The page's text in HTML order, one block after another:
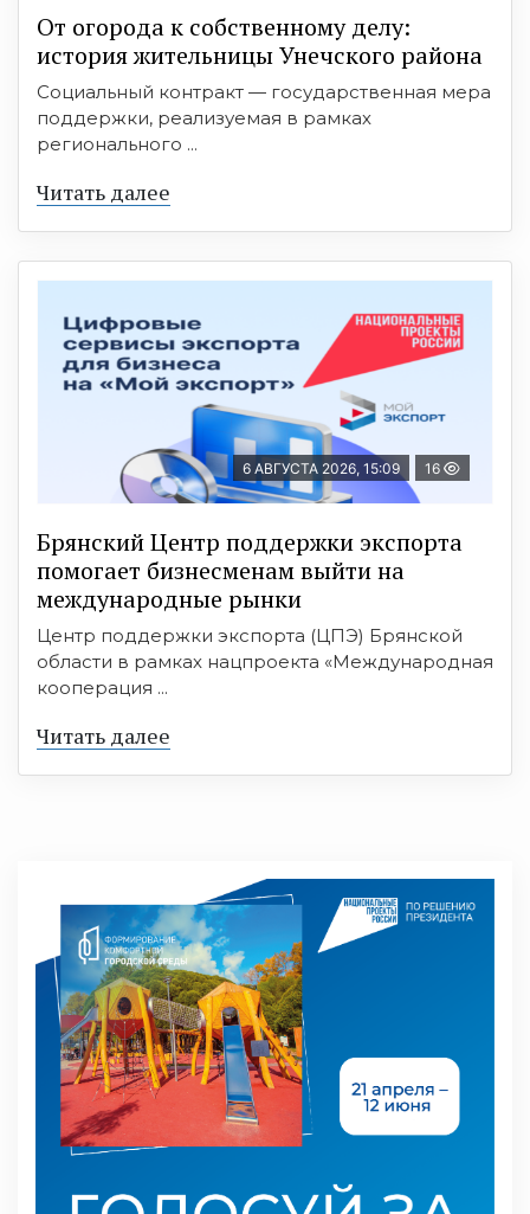
От огорода к собственному делу:
история жительницы Унечского района
Социальный контракт — государственная мера
поддержки, реализуемая в рамках
регионального ...
Читать далее
6 АВГУСТА 2026, 15:09 16
Брянский Центр поддержки экспорта
помогает бизнесменам выйти на
международные рынки
Центр поддержки экспорта (ЦПЭ) Брянской
области в рамках нацпроекта «Международная
кооперация ...
Читать далее